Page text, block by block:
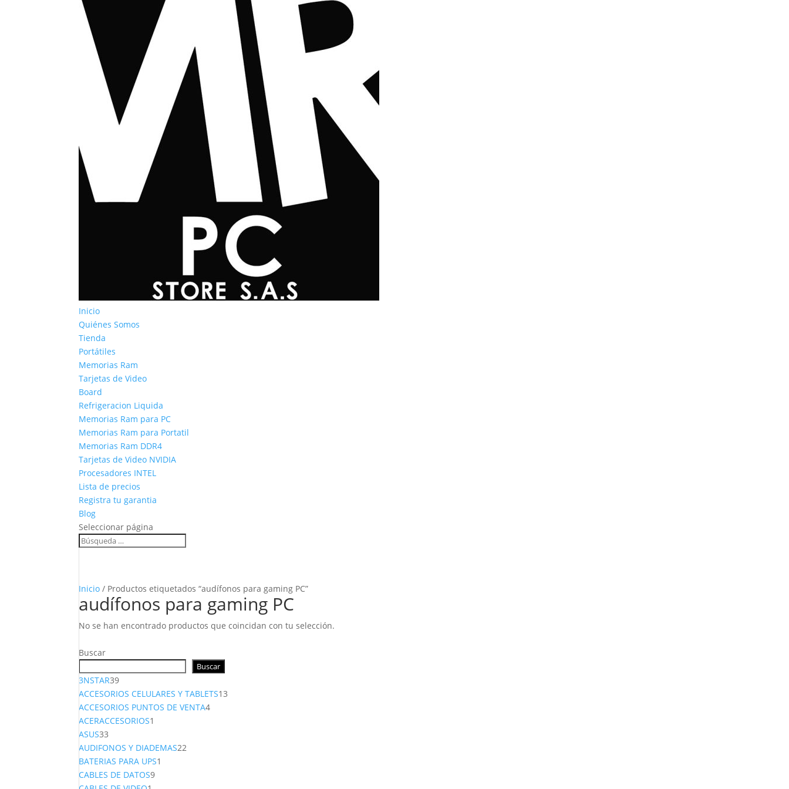
Inicio
Quiénes Somos
Tienda
Portátiles
Memorias Ram
Tarjetas de Video
Board
Refrigeracion Liquida
Memorias Ram para PC
Memorias Ram para Portatil
Memorias Ram DDR4
Tarjetas de Video NVIDIA
Procesadores INTEL
Lista de precios
Registra tu garantia
Blog
Seleccionar página
Inicio / Productos etiquetados “audífonos para gaming PC”
audífonos para gaming PC
No se han encontrado productos que coincidan con tu selección.
Buscar
Buscar
3NSTAR3939
productos
ACCESORIOS CELULARES Y TABLETS13
ACCESORIOS PUNTOS DE VENTA44
ACERACCESORIOS1
ASUS33
productos
AUDIFONOS Y DIADEMAS22
BATERIAS PARA UPS1
CABLES DE DATOS99